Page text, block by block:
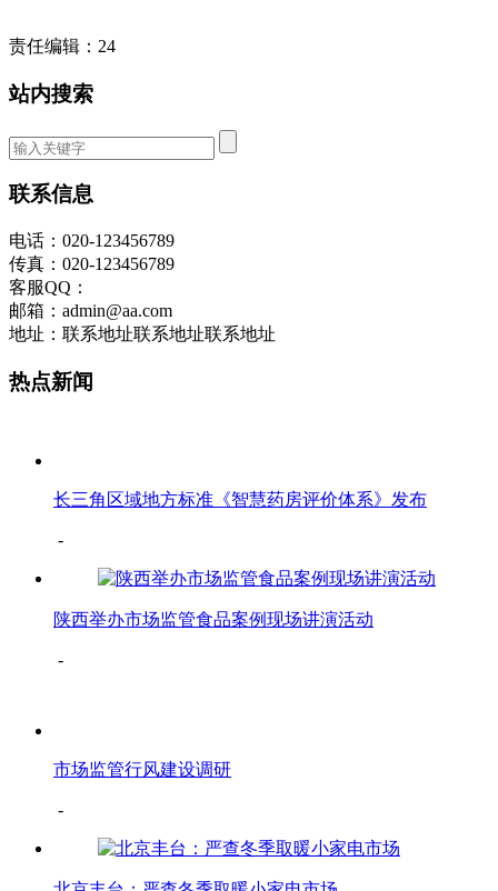
责任编辑：24
站内搜索
联系信息
电话：020-123456789
传真：020-123456789
客服QQ：
邮箱：admin@aa.com
地址：联系地址联系地址联系地址
热点新闻
长三角区域地方标准《智慧药房评价体系》发布
-
陕西举办市场监管食品案例现场讲演活动
-
市场监管行风建设调研
-